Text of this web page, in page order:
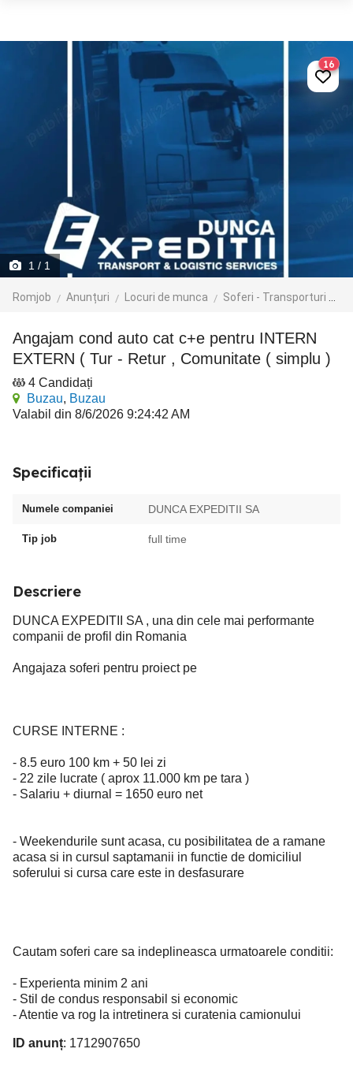
1 / 1
Romjob Anunțuri Locuri de munca Soferi - Transporturi
16
Angajam cond auto cat c+e pentru INTERN
EXTERN ( Tur - Retur , Comunitate ( simplu )
4 Candidați
Buzau, Buzau
Valabil din 8/6/2026 9:24:42 AM
Specificații
Numele companiei DUNCA EXPEDITII SA
Tip job full time
Descriere
DUNCA EXPEDITII SA , una din cele mai performante
companii de profil din Romania
Angajaza soferi pentru proiect pe
CURSE INTERNE :
- 8.5 euro 100 km + 50 lei zi
- 22 zile lucrate ( aprox 11.000 km pe tara )
- Salariu + diurnal = 1650 euro net
- Weekendurile sunt acasa, cu posibilitatea de a ramane
acasa si in cursul saptamanii in functie de domiciliul
soferului si cursa care este in desfasurare
Cautam soferi care sa indeplineasca urmatoarele conditii:
- Experienta minim 2 ani
- Stil de condus responsabil si economic
- Atentie va rog la intretinera si curatenia camionului
ID anunț: 1712907650